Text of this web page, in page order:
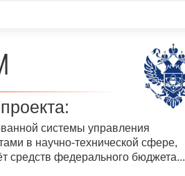
системы управления
в научно-технической сфере,
средств федерального бюджета...